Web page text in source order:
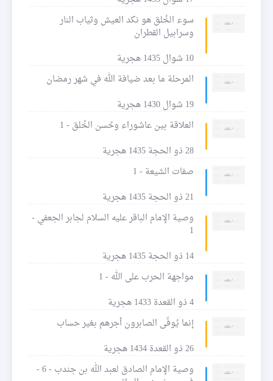
سوء الخُلق هو نكد العيش وثياب النار
وسرابيل القطران
10 شوال 1435 هجرية
المرحلة ما بعد ضيافة الله في شهر رمضان
19 شوال 1430 هجرية
العلاقة بين عاشوراء وحُسن الخُلق - 1
28 ذو الحجة 1435 هجرية
صفات الشيعة - 1
21 ذو الحجة 1435 هجرية
وصية الإمام الباقر عليه السلام لجابر الجعفي -
1
14 ذو الحجة 1435 هجرية
مواجهة الحرب على الله - 1
4 ذو القعدة 1433 هجرية
إنما يُوفّى الصابرون أجرهم بغير حساب
26 ذو القعدة 1434 هجرية
وصية الإمام الصادق لعبد الله بن جندب - 6 -